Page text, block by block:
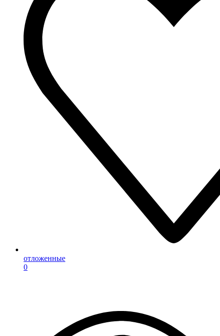
отложенные
0